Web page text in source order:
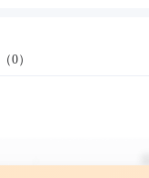
（0）